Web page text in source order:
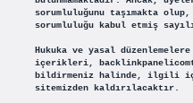
sorumluluğunu taşımakta
sorumluluğu kabul etmiş
Hukuka ve yasal
içerikleri,
bildirmeniz halinde, ilgili
sitemizden kaldırılacaktır.